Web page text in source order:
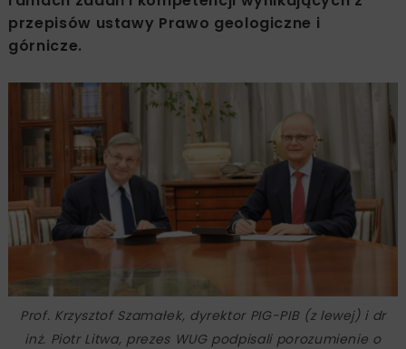
przepisów ustawy Prawo geologiczne i
górnicze.
Prof. Krzysztof Szamałek, dyrektor PIG-PIB (z lewej) i dr
inż. Piotr Litwa, prezes WUG podpisali porozumienie o